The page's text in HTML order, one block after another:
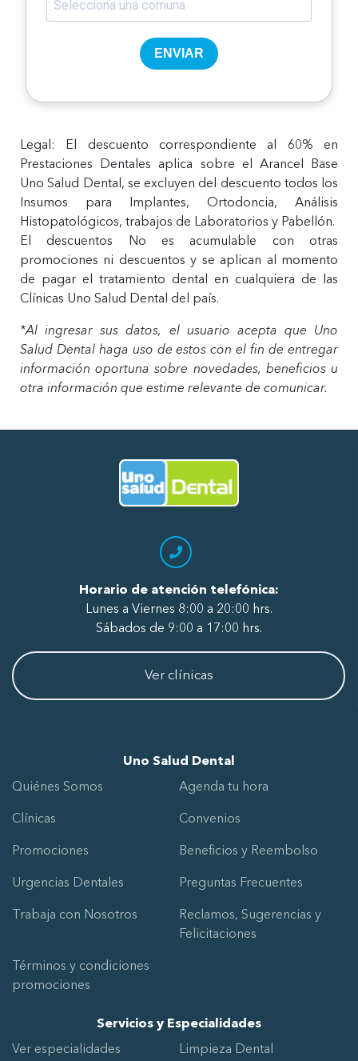
ENVIAR
Legal: El descuento correspondiente al 60% en
Prestaciones Dentales aplica sobre el Arancel Base
Uno Salud Dental, se excluyen del descuento todos los
Insumos para Implantes, Ortodoncia, Análisis
Histopatológicos, trabajos de Laboratorios y Pabellón.
El descuentos No es acumulable con otras
promociones ni descuentos y se aplican al momento
de pagar el tratamiento dental en cualquiera de las
Clínicas Uno Salud Dental del país.
*Al ingresar sus datos, el usuario acepta que Uno
Salud Dental haga uso de estos con el fin de entregar
información oportuna sobre novedades, beneficios u
otra información que estime relevante de comunicar.
Ir al Inicio
Horario de atención telefónica:
Lunes a Viernes 8:00 a 20:00 hrs.
Sábados de 9:00 a 17:00 hrs.
Ver clínicas
Uno Salud Dental
Quiénes Somos
Agenda tu hora
Clínicas Convenios
Promociones Beneficios y Reembolso
Urgencias Dentales Preguntas Frecuentes
Trabaja con Nosotros
Reclamos, Sugerencias y
Felicitaciones
Términos y condiciones
promociones
Servicios y Especialidades
Ver especialidades
Limpieza Dental